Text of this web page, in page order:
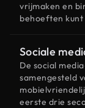
vrijmaken en
behoeften kunt
Sociale
De social
samengesteld
eerste drie